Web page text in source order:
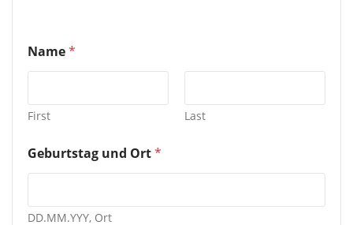
Name*
First Last
Geburtstag und Ort*
DD.MM.YYY, Ort